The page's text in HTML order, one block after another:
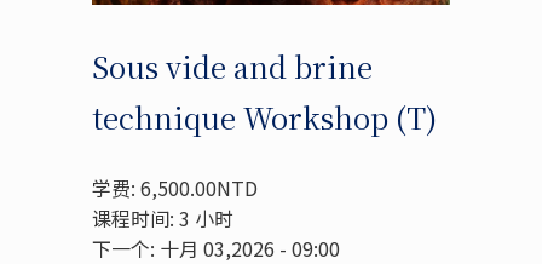
Sous vide and brine
technique Workshop (T)
学费: 6,500.00NTD
课程时间: 3 小时
下一个: 十月 03,2026 - 09:00